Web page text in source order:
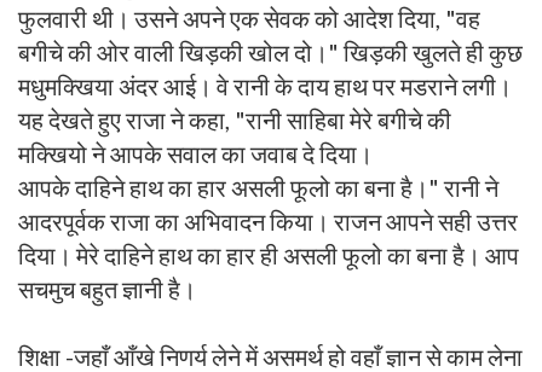
फुलवारी थी। उसने अपने एक सेवक को आदेश दिया, "वह
बगीचे की ओर वाली खिड़की खोल दो।" खिड़की खुलते ही कुछ
मधुमक्खिया अंदर आई। वे रानी के दाय हाथ पर मडराने लगी।
यह देखते हुए राजा ने कहा, "रानी साहिबा मेरे बगीचे की
मक्खियो ने आपके सवाल का जवाब दे दिया।
आपके दाहिने हाथ का हार असली फूलो का बना है।" रानी ने
आदरपूर्वक राजा का अभिवादन किया। राजन आपने सही उत्तर
दिया। मेरे दाहिने हाथ का हार ही असली फूलो का बना है। आप
सचमुच बहुत ज्ञानी है।
शिक्षा -जहाँ आँखे निणर्य लेने में असमर्थ हो वहाँ ज्ञान से काम लेना